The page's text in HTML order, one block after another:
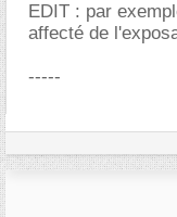
EDIT : par
affecté de
-----